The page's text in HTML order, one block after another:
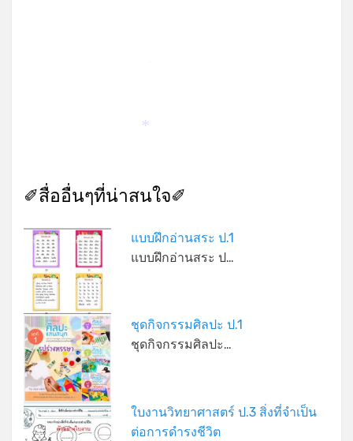
✐สื่ออื่นๆที่น่าสนใจ✐
แบบฝึกอ่านสระ ป.1
แบบฝึกอ่านสระ ป…
ชุดกิจกรรมศิลปะ ป.1
ชุดกิจกรรมศิลปะ…
ใบงานวิทยาศาสตร์ ป.3 สิ่งที่จำเป็น
ต่อการดำรงชีวิต